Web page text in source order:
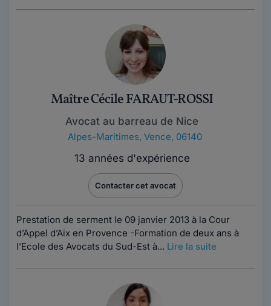
Maître Cécile FARAUT-ROSSI
Avocat au barreau de Nice
Alpes-Maritimes, Vence, 06140
13 années d'expérience
Contacter cet avocat
Prestation de serment le 09 janvier 2013 à la Cour
d’Appel d’Aix en Provence -Formation de deux ans à
l’Ecole des Avocats du Sud-Est à... Lire la suite